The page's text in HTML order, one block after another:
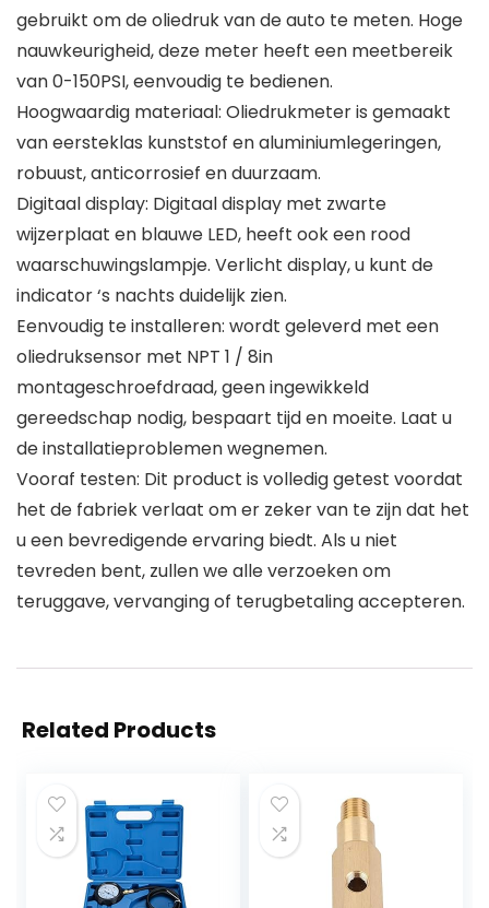
gebruikt om de oliedruk van de auto te meten. Hoge
nauwkeurigheid, deze meter heeft een meetbereik
van 0-150PSI, eenvoudig te bedienen.
Hoogwaardig materiaal: Oliedrukmeter is gemaakt
van eersteklas kunststof en aluminiumlegeringen,
robuust, anticorrosief en duurzaam.
Digitaal display: Digitaal display met zwarte
wijzerplaat en blauwe LED, heeft ook een rood
waarschuwingslampje. Verlicht display, u kunt de
indicator ‘s nachts duidelijk zien.
Eenvoudig te installeren: wordt geleverd met een
oliedruksensor met NPT 1 / 8in
montageschroefdraad, geen ingewikkeld
gereedschap nodig, bespaart tijd en moeite. Laat u
de installatieproblemen wegnemen.
Vooraf testen: Dit product is volledig getest voordat
het de fabriek verlaat om er zeker van te zijn dat het
u een bevredigende ervaring biedt. Als u niet
tevreden bent, zullen we alle verzoeken om
teruggave, vervanging of terugbetaling accepteren.
Related Products